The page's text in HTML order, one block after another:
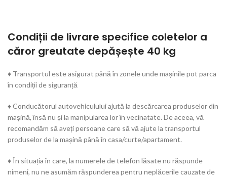
Condiții de livrare specifice coletelor a
căror greutate depășește 40 kg
♦ Transportul este asigurat până în zonele unde mașinile pot parca
în condiții de siguranță
♦ Conducătorul autovehiculului ajută la descărcarea produselor din
mașină, însă nu și la manipularea lor în vecinatate. De aceea, vă
recomandăm să aveți persoane care să vă ajute la transportul
produselor de la mașină până în casa/curte/apartament.
♦ În situația în care, la numerele de telefon lăsate nu răspunde
nimeni, nu ne asumăm răspunderea pentru neplăcerile cauzate de